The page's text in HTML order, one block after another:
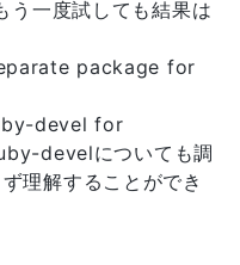
Ruby.framework/
eexcah.rb
files for ruby at
Ruby.framework/
package
う一度試しても結果は
package for
devel for
develについても調
理解することができ